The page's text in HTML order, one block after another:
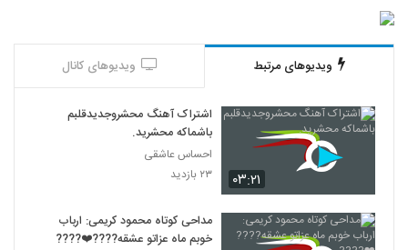
ویدیوهای مرتبط ویدیوهای کانال
۰۳:۲۱
اشتراک آهنگ محشروجدیدقلبم
باشماکه محشرید.
احساس عاشقی
۲۳ بازدید
مداحی کوتاه محمود کریمی: ارباب
خوبم ماه عزاتو عشقه????❤️????